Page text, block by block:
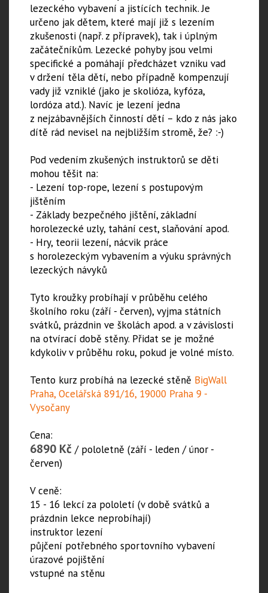
lezeckého vybavení a jistících technik. Je
určeno jak dětem, které mají již s lezením
zkušenosti (např. z přípravek), tak i úplným
začátečníkům. Lezecké pohyby jsou velmi
specifické a pomáhají předcházet vzniku vad
v držení těla dětí, nebo případně kompenzují
vady již vzniklé (jako je skolióza, kyfóza,
lordóza atd.). Navíc je lezení jedna
z nejzábavnějších činností dětí – kdo z nás jako
dítě rád nevisel na nejbližším stromě, že? :-)
Pod vedením zkušených instruktorů se děti
mohou těšit na:
- Lezení top-rope, lezení s postupovým
jištěním
- Základy bezpečného jištění, základní
horolezecké uzly, tahání cest, slaňování apod.
- Hry, teorii lezení, nácvik práce
s horolezeckým vybavením a výuku správných
lezeckých návyků
Tyto kroužky probíhají v průběhu celého
školního roku (září - červen), vyjma státních
svátků, prázdnin ve školách apod. a v závislosti
na otvírací době stěny. Přidat se je možné
kdykoliv v průběhu roku, pokud je volné místo.
Tento kurz probíhá na lezecké stěně BigWall
Praha, Ocelářská 891/16, 19000 Praha 9 -
Vysočany
Cena:
6890 Kč / pololetně (září - leden / únor -
červen)
V ceně:
15 - 16 lekcí za pololetí (v době svátků a
prázdnin lekce neprobíhají)
instruktor lezení
půjčení potřebného sportovního vybavení
úrazové pojištění
vstupné na stěnu